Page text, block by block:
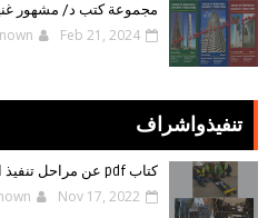
مجموعة كتب د/ مشهور
Feb 21, 2024
تنفيذواشراف
كتاب pdf عن مراحل تنفيذ البوست تنشن slab بالصور
Nov 17, 2022